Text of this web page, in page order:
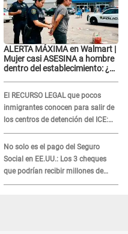
ALERTA MÁXIMA en Walmart |
Mujer casi ASESINA a hombre
dentro del establecimiento: ¿Se
El RECURSO LEGAL que pocos
inmigrantes conocen para salir de
los centros de detención del ICE:
Trump quiere ELIMINARLO
No solo es el pago del Seguro
Social en EE.UU.: Los 3 cheques
que podrían recibir millones de
personas en agosto